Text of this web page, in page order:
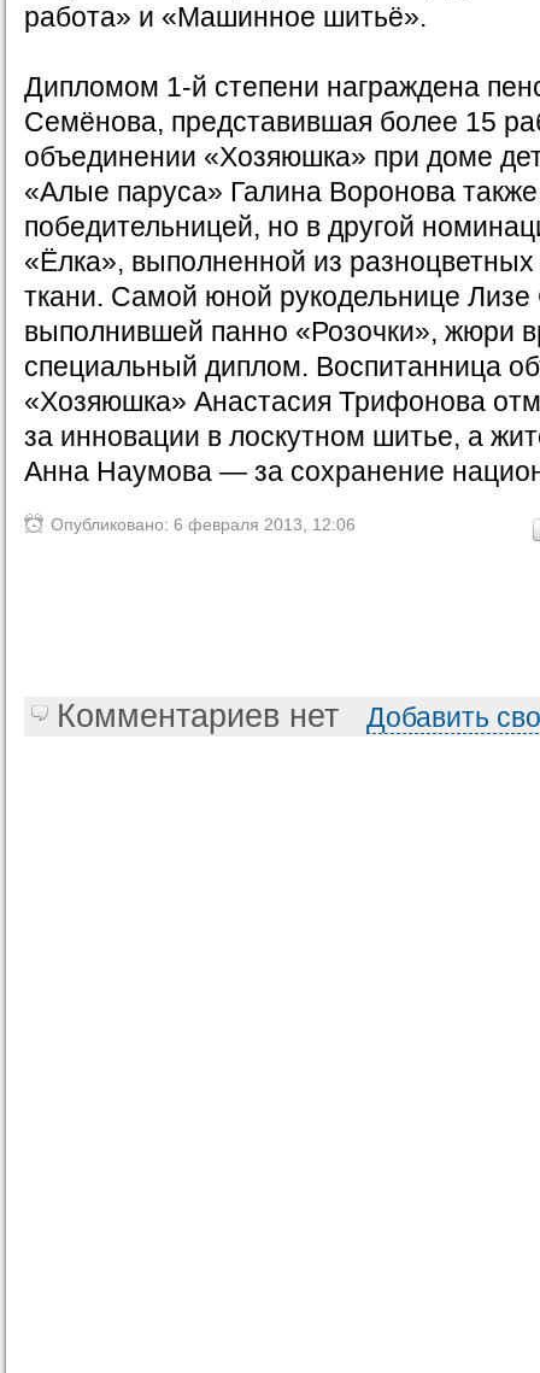
работа» и «Машинное шитьё».
Дипломом 1-й степени награждена
Семёнова, представившая более 15
объединении «Хозяюшка» при доме
«Алые паруса» Галина Воронова
победительницей, но в другой
«Ёлка», выполненной из разноцветных
ткани. Самой юной рукодельнице Лизе
выполнившей панно «Розочки», жюри
специальный диплом. Воспитанница
«Хозяюшка» Анастасия Трифонова
за инновации в лоскутном шитье, а
Анна Наумова — за сохранение
Опубликовано: 6 февраля 2013, 12:06
Комментариев нет Добавить